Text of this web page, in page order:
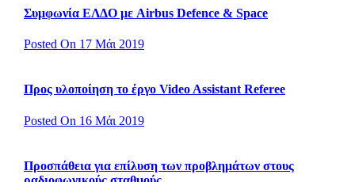
Συμφωνία ΕΛΔΟ με Airbus Defence & Space
Posted On 17 Μάι 2019
Προς υλοποίηση το έργο Video Assistant Referee
Posted On 16 Μάι 2019
Προσπάθεια για επίλυση των προβλημάτων στους